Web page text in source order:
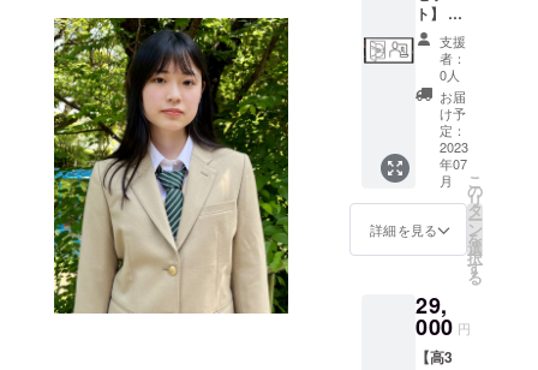
ます
入れの
お礼動
画付
き） ・
エンド
ロール
special
thanks
でお名
前を記
載 ＊映
定）+メ
イキン
グが収
録され
ト】 オ
ンライ
ン打ち
上げに
参加で
きる権
利+DVD
・本編
＋メイ
キング
DVD ・
オンラ
イン打
ち上げ
できる
権利 ・
エンド
ロール
支援
者：
0人
お届
け予
定：
2023
年07
月
詳細を見る
こ
の
リ
タ
ー
ン
を
選
択
す
る
29,
000 円
【高3